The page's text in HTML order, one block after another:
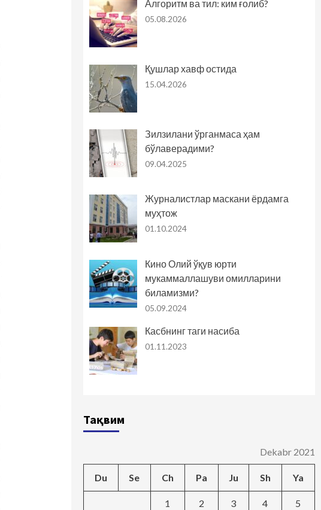
Алгоритм ва тил: ким ғолиб?
05.08.2026
Қушлар хавф остида
15.04.2026
Зилзилани ўрганмаса ҳам
бўлаверадими?
09.04.2025
Журналистлар маскани ёрдамга
муҳтож
01.10.2024
Кино Олий ўқув юрти
мукаммаллашуви омилларини
биламизми?
05.09.2024
Касбнинг таги насиба
01.11.2023
Тақвим
Dekabr 2021
Du Se Ch Pa Ju Sh Ya
1 2 3 4 5